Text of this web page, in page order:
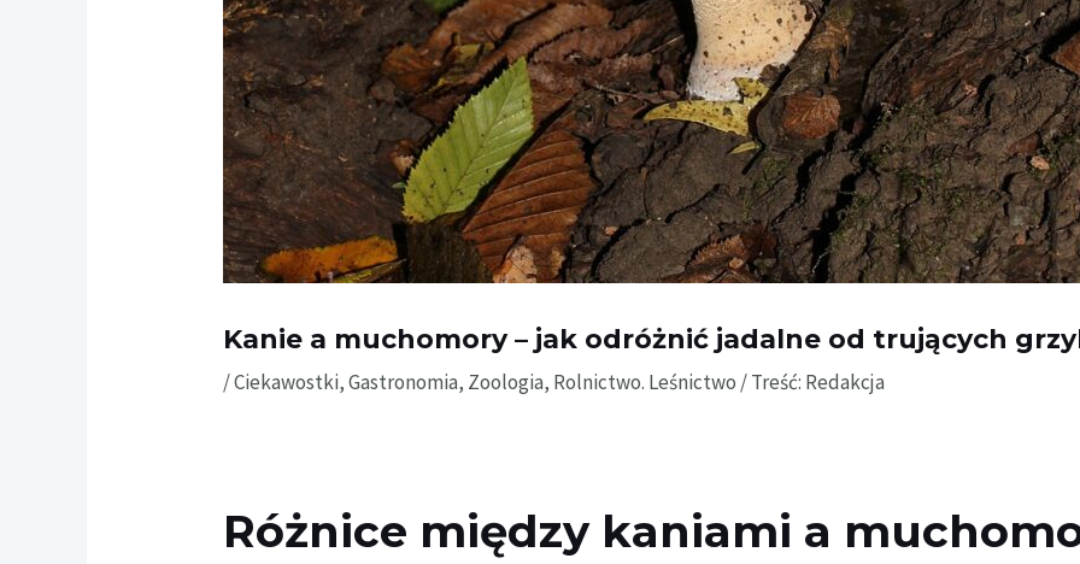
Kanie a muchomory – jak odróżnić jadalne od trujących
/Ciekawostki,Gastronomia, Zoologia, Rolnictwo. Leśnictwo / Treść: Redakcja
Różnice między kaniami a